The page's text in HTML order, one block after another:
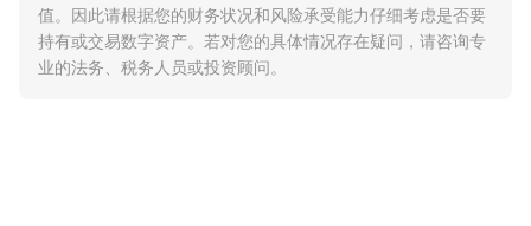
值。因此请根据您的财务状况和风险承受能力仔细考虑是否要
持有或交易数字资产。若对您的具体情况存在疑问，请咨询专
业的法务、税务人员或投资顾问。